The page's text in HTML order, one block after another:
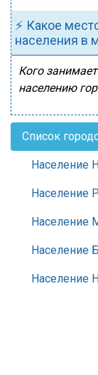
⚡ Какое
населения в
Кого
населению
Список
Население
Население
Население
Население
Население